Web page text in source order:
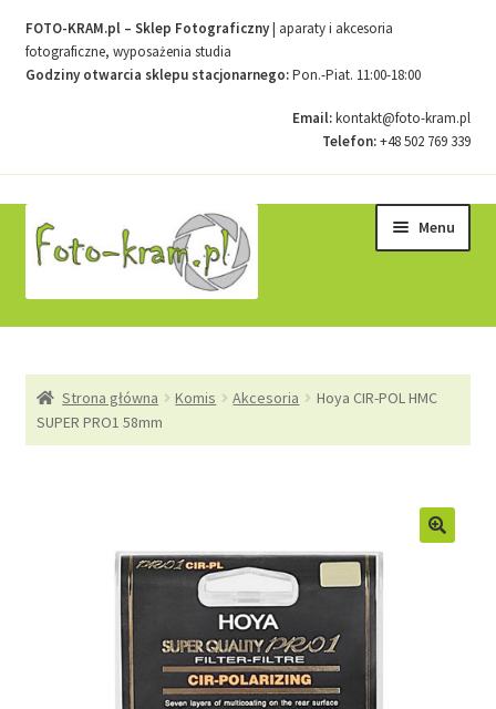
FOTO-KRAM.pl – Sklep Fotograficzny| aparaty i akcesoria
fotograficzne, wyposażenia studia
Godziny otwarcia sklepu stacjonarnego:Pon.-Piat. 11:00-18:00
Email:kontakt@foto-kram.pl
Telefon:+48 502 769 339
do
nawigacji
do
treści
Menu
Kontakt
Sample Page
Strona główna Komis Akcesoria
Hoya CIR-POL HMC
SUPER PRO1 58mm